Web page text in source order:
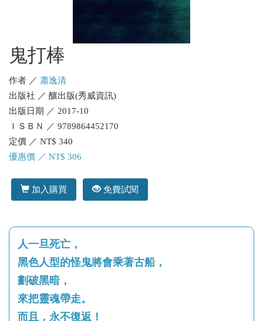
鬼打棒
作者 ／ 蕭逸清
出版社 ／ 釀出版(秀威資訊)
出版日期 ／ 2017-10
ＩＳＢＮ ／ 9789864452170
定價 ／ NT$ 340
優惠價 ／ NT$ 306
加入購買 免費試閱
人一旦死亡，
黑色人型的怪鬼將會乘著古船，
劃破黑暗，
來把靈魂帶走。
而且，永不復返！